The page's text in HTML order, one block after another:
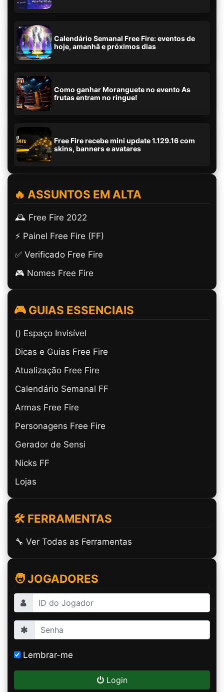
Calendário Semanal Free Fire: eventos de
hoje, amanhã e próximos dias
Como ganhar Moranguete no evento As
frutas entram no ringue!
Free Fire recebe mini update 1.129.16 com
skins, banners e avatares
🔥 ASSUNTOS EM ALTA
🕰️ Free Fire 2022
⚡ Painel Free Fire (FF)
✅ Verificado Free Fire
🎮 Nomes Free Fire
🎮 GUIAS ESSENCIAIS
(ㅤ) Espaço Invisível
Dicas e Guias Free Fire
Atualização Free Fire
Calendário Semanal FF
Armas Free Fire
Personagens Free Fire
Gerador de Sensi
Nicks FF
Lojas
🛠️ FERRAMENTAS
🔧 Ver Todas as Ferramentas
🧑 JOGADORES
Lembrar-me
Login